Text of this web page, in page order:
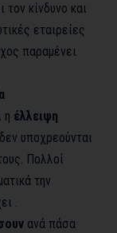
κίνδυνο και
εταιρείες
παραμένει
η έλλειψη
υποχρεούνται
Πολλοί
την
.
ανά πάσα